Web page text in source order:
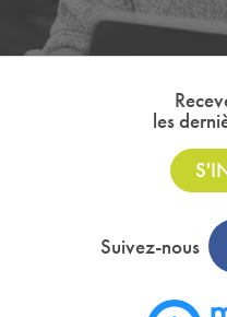
les
Suivez-nous